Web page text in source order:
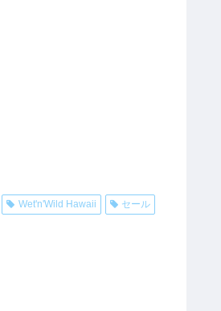
Wet'n'Wild Hawaii セール